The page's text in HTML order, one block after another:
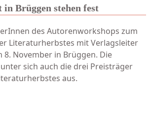
Brüggen stehen fest
des Autorenworkshops zum
Literaturherbstes mit Verlagsleiter
8. November in Brüggen. Die
sich auch die drei Preisträger
aus.